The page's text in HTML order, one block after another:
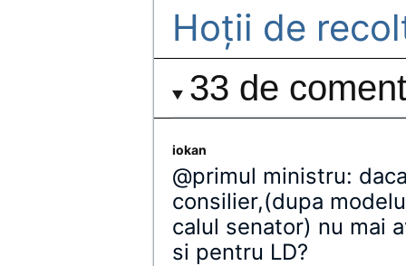
Hoţii de
33 de
iokan
@primul ministru:
consilier,(dupa
calul senator) nu mai
si pentru LD?